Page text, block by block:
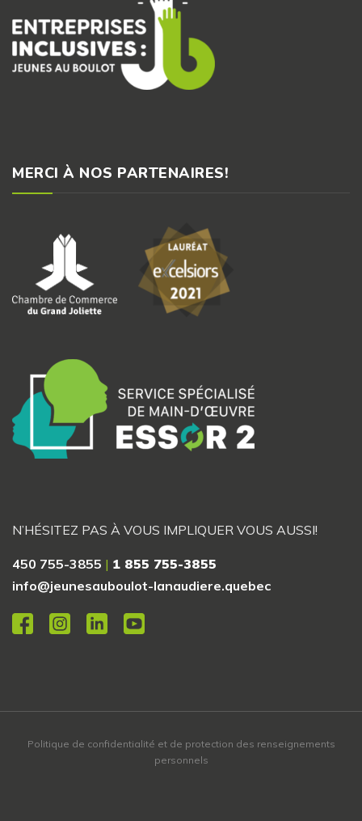
MERCI À NOS PARTENAIRES!
N’HÉSITEZ PAS À VOUS IMPLIQUER VOUS AUSSI!
450 755-3855 | 1 855 755-3855
info@jeunesauboulot-lanaudiere.quebec
Politique de confidentialité et de protection des renseignements
personnels